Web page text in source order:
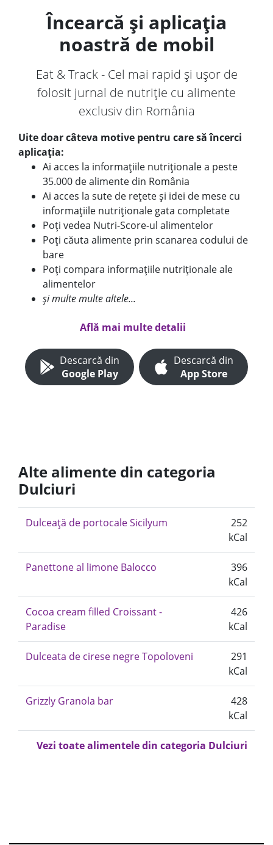
Încearcă și aplicația
noastră de mobil
Eat & Track - Cel mai rapid și ușor de
folosit jurnal de nutriție cu alimente
exclusiv din România
Uite doar câteva motive pentru care să încerci
aplicația:
Ai acces la informațiile nutriționale a peste
35.000 de alimente din România
Ai acces la sute de rețete și idei de mese cu
informațiile nutriționale gata completate
Poți vedea Nutri-Score-ul alimentelor
Poți căuta alimente prin scanarea codului de
bare
Poți compara informațiile nutriționale ale
alimentelor
și multe multe altele...
Află mai multe detalii
Descarcă din
Google Play
Descarcă din
App Store
Alte alimente din categoria
Dulciuri
Dulceață de portocale Sicilyum
252
kCal
Panettone al limone Balocco
396
kCal
Cocoa cream filled Croissant -
Paradise
426
kCal
Dulceata de cirese negre Topoloveni
291
kCal
Grizzly Granola bar
428
kCal
Vezi toate alimentele din categoria Dulciuri